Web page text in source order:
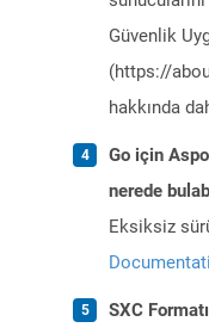
Güvenlik
(https://
hakkında
Go için
nerede
Eksiksiz
SXC